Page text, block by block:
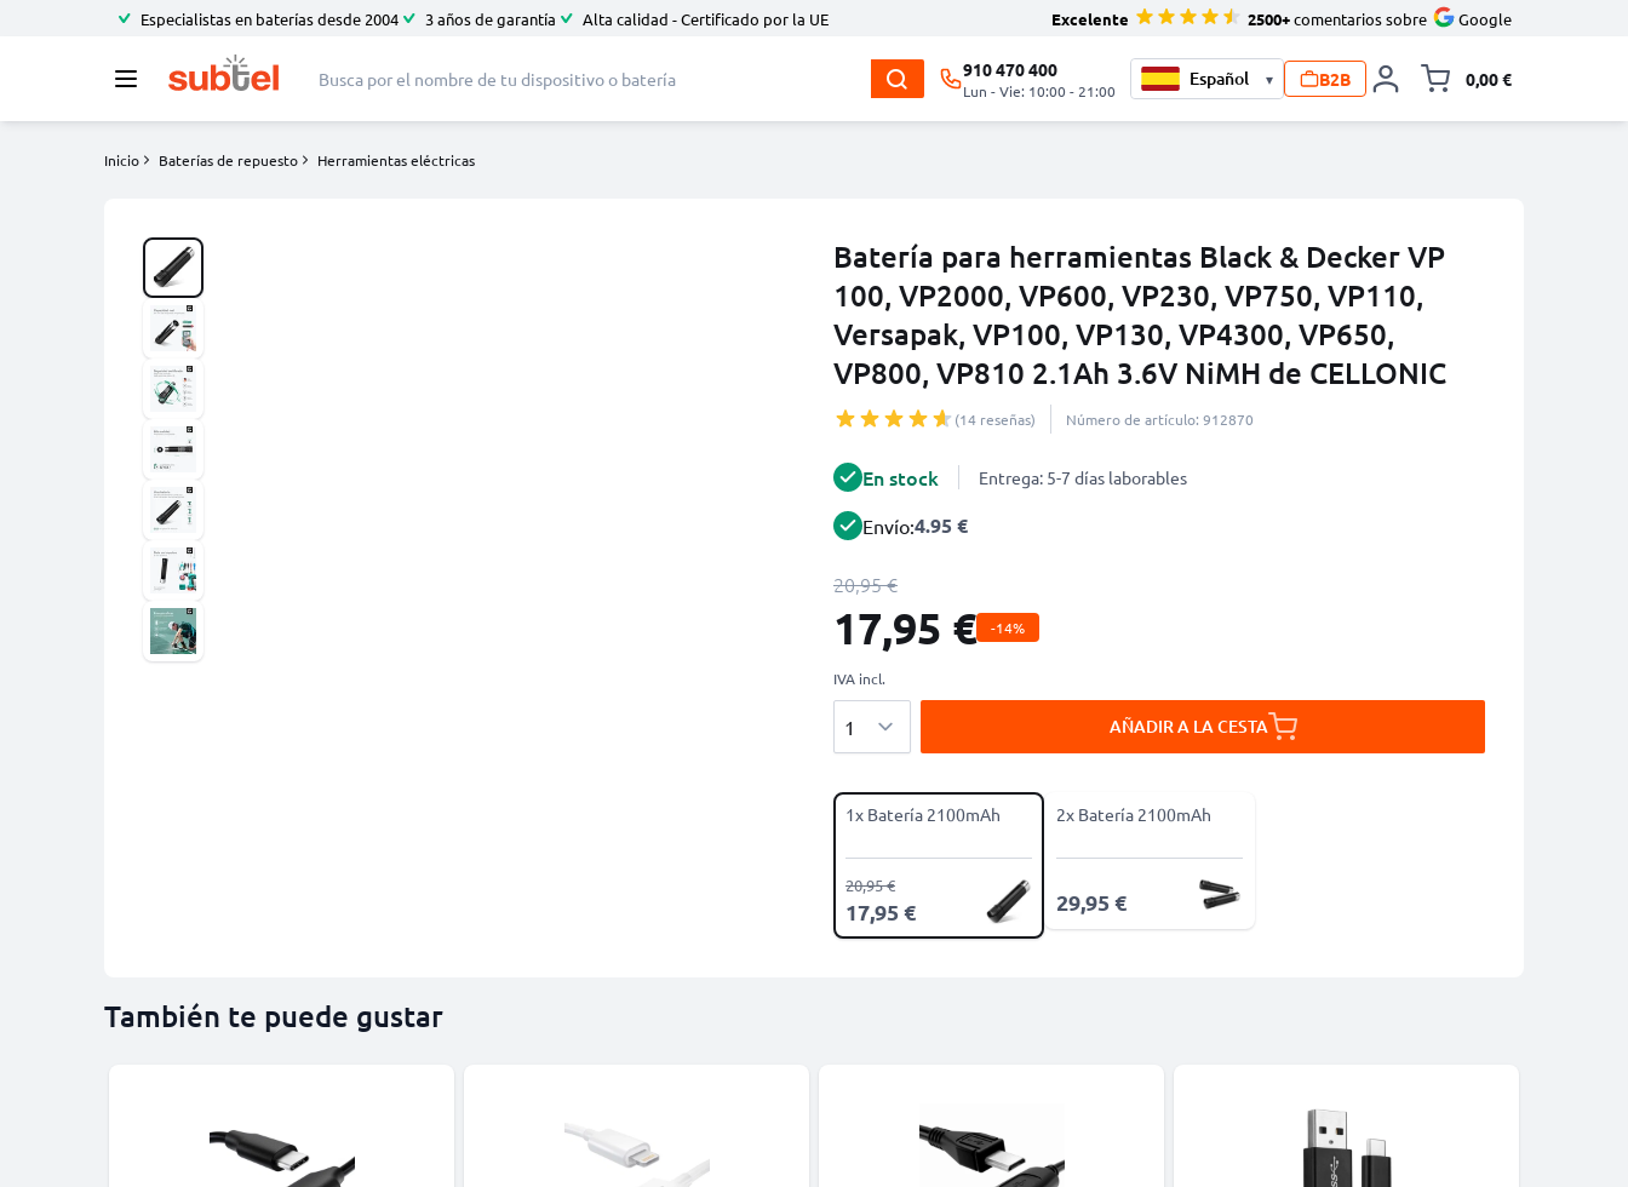
Especialistas en baterías desde 2004 3 años de garantía Alta calidad - Certificado por la UE Excelente 2500+comentarios sobre Google
910 470 400
Lun - Vie: 10:00 - 21:00
▾ B2B 0,00 €
Inicio Baterías de repuesto Herramientas eléctricas
Batería para herramientas Black & Decker VP
100, VP2000, VP600, VP230, VP750, VP110,
Versapak, VP100, VP130, VP4300, VP650,
VP800, VP810 2.1Ah 3.6V NiMH de CELLONIC
(14 reseñas) Número de artículo: 912870
En stock Entrega: 5-7 días laborables
Envío:4.95 €
20,95 €
17,95 € -14%
IVA incl.
AÑADIR A LA CESTA
1x Batería 2100mAh
17,95 €
20,95 €
2x Batería 2100mAh
29,95 €
También te puede gustar